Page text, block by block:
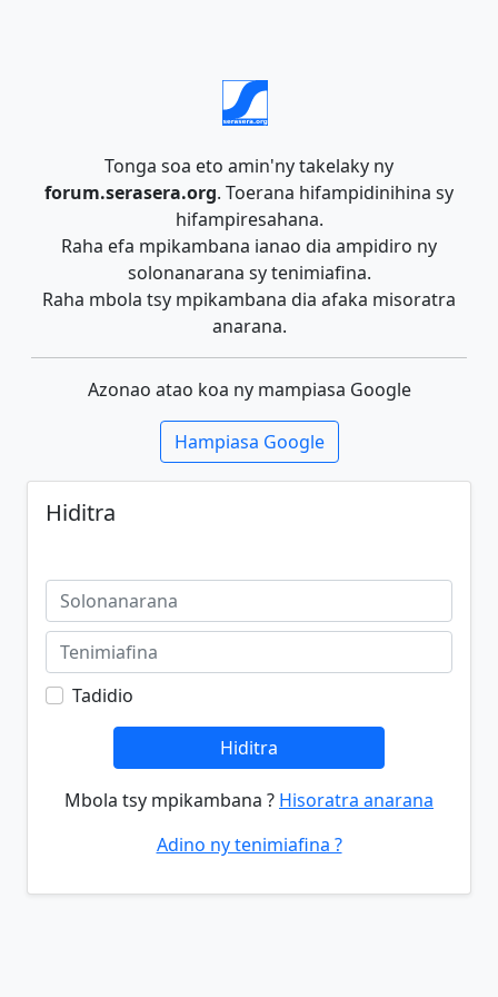
Tonga soa eto amin'ny takelaky ny
forum.serasera.org. Toerana hifampidinihina sy
hifampiresahana.
Raha efa mpikambana ianao dia ampidiro ny
solonanarana sy tenimiafina.
Raha mbola tsy mpikambana dia afaka misoratra
anarana.
Azonao atao koa ny mampiasa Google
Hampiasa Google
Hiditra
Tadidio
Hiditra
Mbola tsy mpikambana ? Hisoratra anarana
Adino ny tenimiafina ?